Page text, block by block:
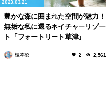
2023.03.21
豊かな森に囲まれた空間が魅力！
無垢な私に還るネイチャーリゾー
ト「フォートリート草津」
榎本綾 2 2,561